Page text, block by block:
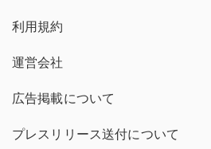
利用規約
運営会社
広告掲載について
プレスリリース送付について